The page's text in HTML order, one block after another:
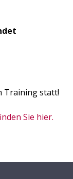
Training statt!
Sie hier.